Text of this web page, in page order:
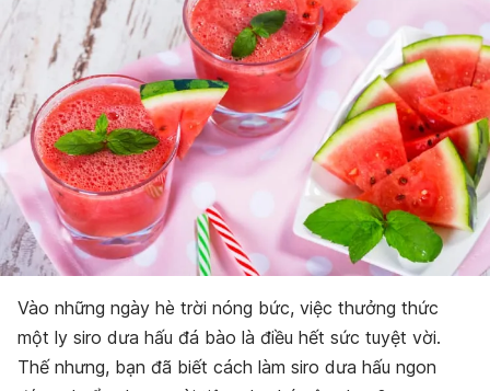
Vào những ngày hè trời nóng bức, việc thưởng thức
một ly siro dưa hấu đá bào là điều hết sức tuyệt vời.
Thế nhưng, bạn đã biết cách làm siro dưa hấu ngon